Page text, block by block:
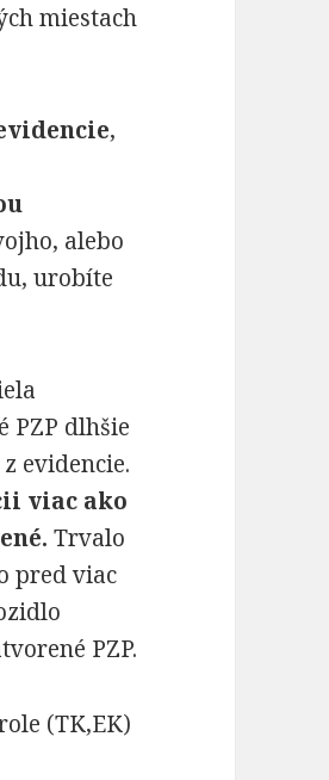
miestach
,
alebo
urobíte
PZP dlhšie
evidencie.
viac ako
Trvalo
pred viac
PZP.
(TK,EK)